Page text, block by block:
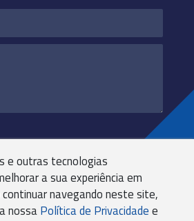
e outras tecnologias
a sua experiência em
navegando neste site,
nossa Política de Privacidade e